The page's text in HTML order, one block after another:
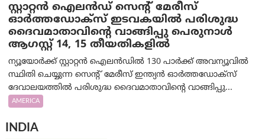
സ്റ്റാറ്റൻ ഐലൻഡ് സെന്റ് മേരീസ്
ഓർത്തഡോക്സ് ഇടവകയിൽ പരിശുദ്ധ
ദൈവമാതാവിന്റെ വാങ്ങിപ്പു പെരുനാൾ
ആഗസ്റ്റ് 14, 15 തീയതികളിൽ
ന്യൂയോർക്ക് സ്റ്റാറ്റൻ ഐലൻഡിൽ 130 പാർക്ക് അവന്യൂവിൽ
സ്ഥിതി ചെയ്യുന്ന സെന്റ് മേരീസ് ഇന്ത്യൻ ഓർത്തഡോക്സ്
ദേവാലയത്തിൽ പരിശുദ്ധ ദൈവമാതാവിന്റെ വാങ്ങിപ്പു...
AMERICA
INDIA